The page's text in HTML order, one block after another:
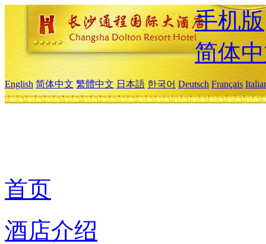
手机版
简体
English 简体中文 繁體中文 日本語 한국어 Deutsch Français
首页
酒店介绍